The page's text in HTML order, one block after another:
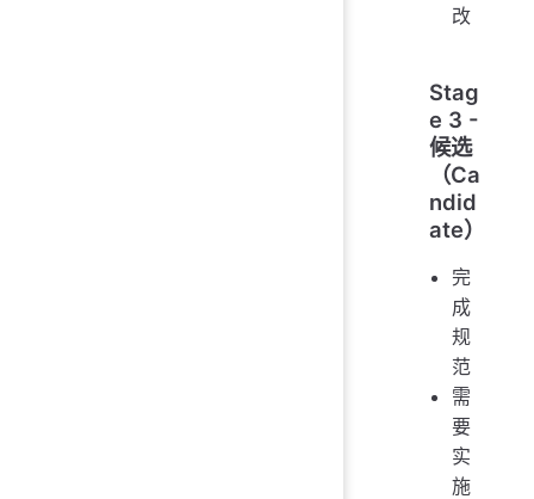
改
Stag
e 3 -
候选
（Ca
ndid
ate）
完
成
规
范
需
要
实
施